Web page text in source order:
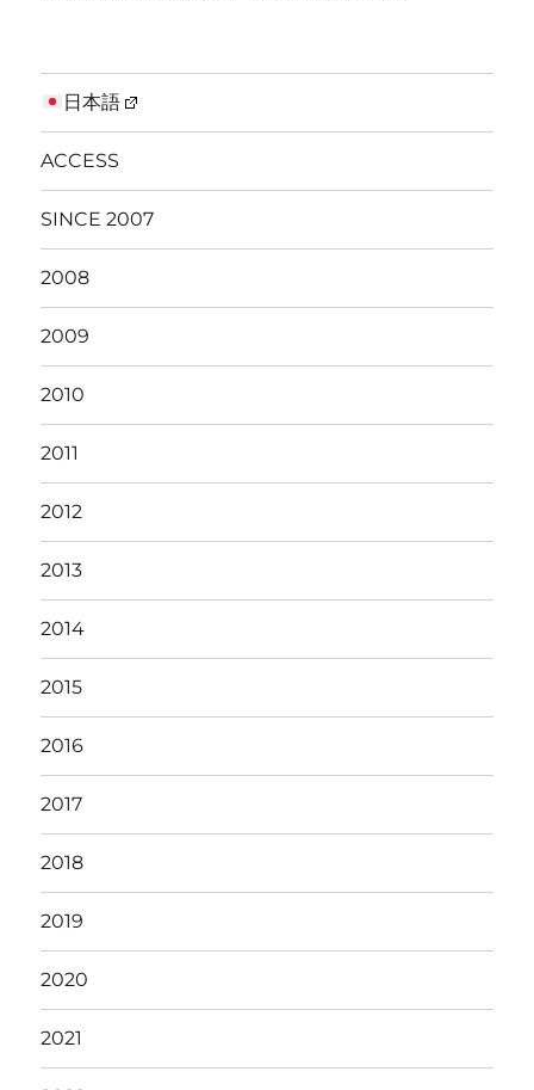
日本語
ACCESS
SINCE 2007
2008
2009
2010
2011
2012
2013
2014
2015
2016
2017
2018
2019
2020
2021